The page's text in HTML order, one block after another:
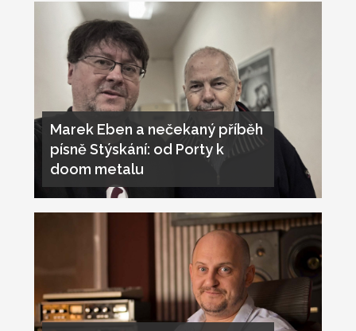
Marek Eben a nečekaný příběh
písně Stýskání: od Porty k
doom metalu